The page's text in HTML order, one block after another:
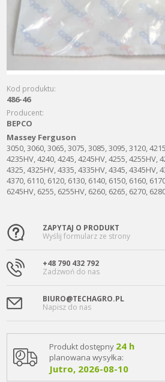
Kod produktu:
486-46
Producent:
BEPCO
Massey Ferguson
3050, 3060, 3065, 3075, 3085, 3095, 3120,
4235HV, 4240, 4245, 4245HV, 4255, 4255HV,
4325, 4325HV, 4335, 4335HV, 4345, 4345HV,
4370, 6110, 6120, 6130, 6140, 6150, 6160,
6245HV, 6255, 6255HV, 6260, 6265, 6270,
ZAPYTAJ O PRODUKT
Wyślij formularz ze strony
+48 790 432 792
Zadzwoń do nas
BIURO@TECHAGRO.PL
Napisz do nas
Produkt dostępny 24 h
planowana wysyłka:
Jutro, 2026-08-10